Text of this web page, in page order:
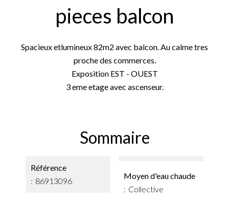
pieces balcon
Spacieux etlumineux 82m2 avec balcon. Au calme tres
proche des commerces.
Exposition EST - OUEST
3 eme etage avec ascenseur.
Sommaire
Référence
86913096
Moyen d'eau chaude
Collective